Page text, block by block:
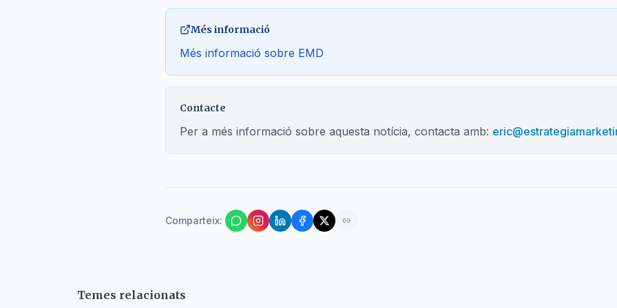
Més informació
Més informació sobre EMD
Contacte
Per a més informació sobre aquesta notícia, contacta amb:
Comparteix:
Temes relacionats